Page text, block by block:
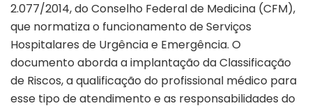
2.077/2014, do Conselho Federal de Medicina (CFM),
que normatiza o funcionamento de Serviços
Hospitalares de Urgência e Emergência. O
documento aborda a implantação da Classificação
de Riscos, a qualificação do profissional médico para
esse tipo de atendimento e as responsabilidades do